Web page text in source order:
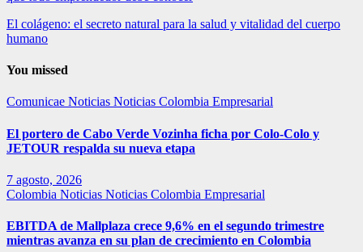
El colágeno: el secreto natural para la salud y vitalidad del cuerpo
humano
You missed
Comunicae Noticias Noticias Colombia Empresarial
El portero de Cabo Verde Vozinha ficha por Colo-Colo y
JETOUR respalda su nueva etapa
7 agosto, 2026
Colombia Noticias Noticias Colombia Empresarial
EBITDA de Mallplaza crece 9,6% en el segundo trimestre
mientras avanza en su plan de crecimiento en Colombia